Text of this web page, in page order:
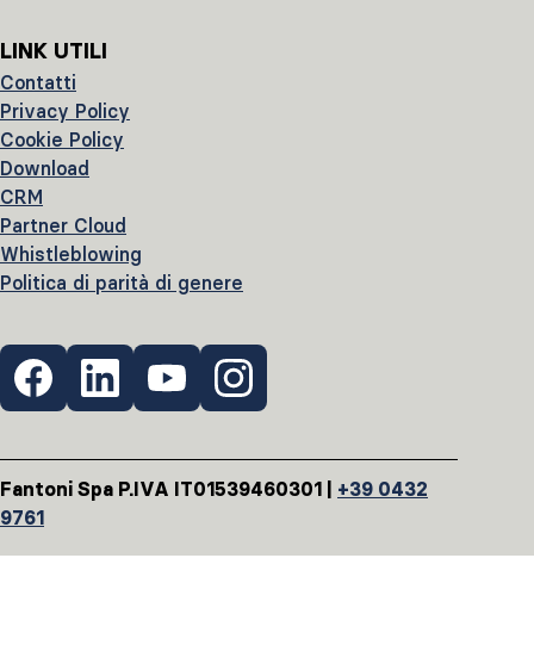
LINK UTILI
Contatti
Privacy Policy
Cookie Policy
Download
CRM
Partner Cloud
Whistleblowing
Politica di parità di genere
Fantoni Spa P.IVA IT01539460301 | +39 0432
9761